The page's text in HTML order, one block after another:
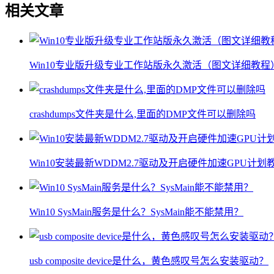
相关文章
Win10专业版升级专业工作站版永久激活（图文详细教程
crashdumps文件夹是什么,里面的DMP文件可以删除吗
Win10安装最新WDDM2.7驱动及开启硬件加速GPU计划
Win10 SysMain服务是什么？SysMain能不能禁用？
usb composite device是什么，黄色感叹号怎么安装驱动？